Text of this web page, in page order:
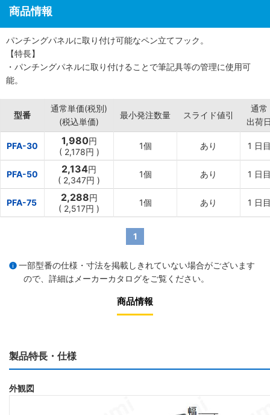
商品情報
パンチングパネルに取り付け可能なペン立てフック。
【特長】
・パンチングパネルに取り付けることで筆記具等の管理に使用可
能。
型番
通常単価(税別)
(税込単価)
最小発注数量 スライド値引
通常
出荷
PFA-30 1,980円
( 2,178円 )
1個 あり 1 日
PFA-50 2,134円
( 2,347円 )
1個 あり 1 日
PFA-75 2,288円
( 2,517円 )
1個 あり 1 日
1
一部型番の仕様・寸法を掲載しきれていない場合がございます
ので、詳細は メーカーカタログをご覧ください。
商品情報
製品特長・仕様
外観図